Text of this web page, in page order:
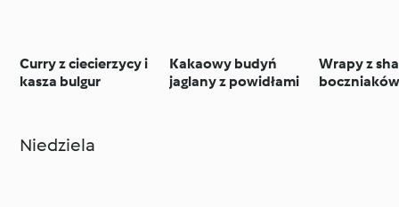
Curry z ciecierzycy i
kasza bulgur
Kakaowy budyń
jaglany z powidłami
Wrapy z
Niedziela